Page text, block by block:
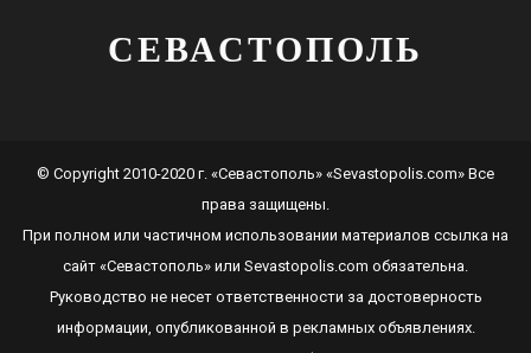
СЕВАСТОПОЛЬ
© Copyright 2010-2020 г. «Севастополь» «Sevastopolis.com» Все
права защищены.
При полном или частичном использовании материалов ссылка на
сайт «Севастополь» или Sevastopolis.com обязательна.
Руководство не несет ответственности за достоверность
информации, опубликованной в рекламных объявлениях.